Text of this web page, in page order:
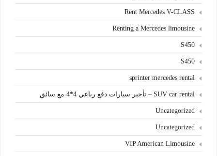
Rent Mercedes V-CLASS
Renting a Mercedes limousine
S450
S450
sprinter mercedes rental
SUV car rental – تأجير سيارات دفع رباعي 4*4 مع سائق
Uncategorized
Uncategorized
VIP American Limousine